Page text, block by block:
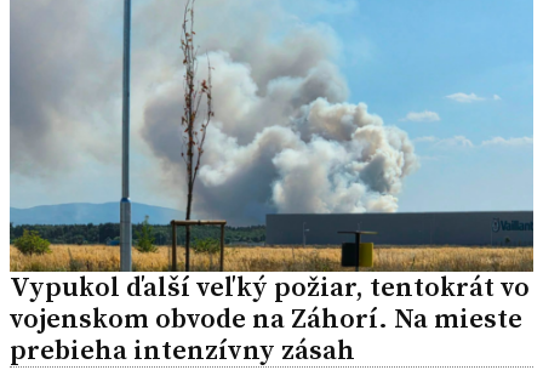
Vypukol ďalší veľký požiar, tentokrát vo
vojenskom obvode na Záhorí. Na mieste
prebieha intenzívny zásah